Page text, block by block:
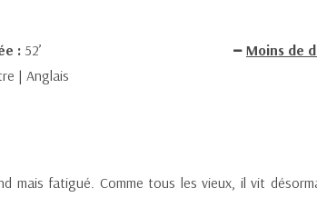
: 52’
Moins de
| Anglais
mais fatigué. Comme tous les vieux, il vit